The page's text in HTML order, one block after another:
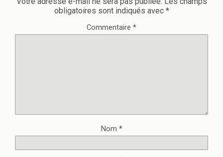
obligatoires sont indiqués avec *
Commentaire *
Nom *